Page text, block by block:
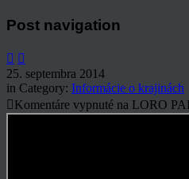
Post navigation
25. septembra 2014
in Category: Informácie o krajinách
Komentáre vypnuté na LORO